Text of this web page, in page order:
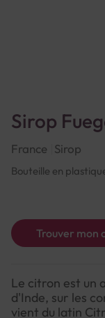
Sirop
France Sirop
Bouteille en
Trouver mon
Le citron est un
d'Inde, sur les
vient du latin